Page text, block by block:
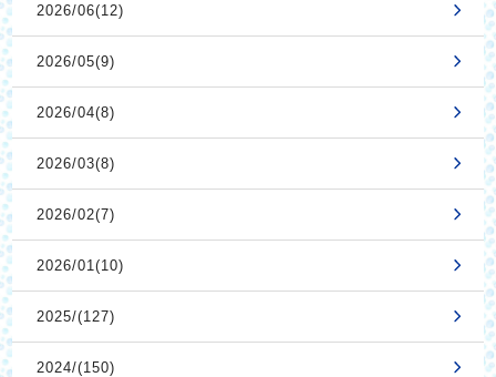
2026/06(12)
2026/05(9)
2026/04(8)
2026/03(8)
2026/02(7)
2026/01(10)
2025/(127)
2024/(150)